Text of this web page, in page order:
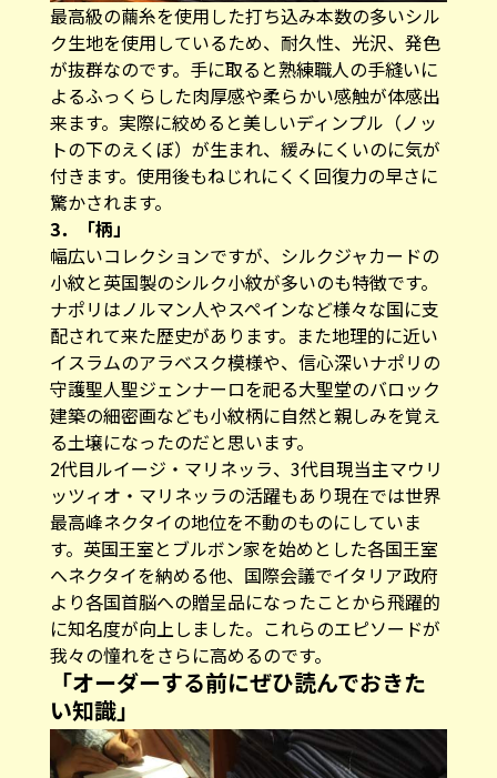
最高級の繭糸を使用した打ち込み本数の多いシル
ク生地を使用しているため、耐久性、光沢、発色
が抜群なのです。手に取ると熟練職人の手縫いに
よるふっくらした肉厚感や柔らかい感触が体感出
来ます。実際に絞めると美しいディンプル（ノッ
トの下のえくぼ）が生まれ、緩みにくいのに気が
付きます。使用後もねじれにくく回復力の早さに
驚かされます。
3．「柄」
幅広いコレクションですが、シルクジャカードの
小紋と英国製のシルク小紋が多いのも特徴です。
ナポリはノルマン人やスペインなど様々な国に支
配されて来た歴史があります。また地理的に近い
イスラムのアラベスク模様や、信心深いナポリの
守護聖人聖ジェンナーロを祀る大聖堂のバロック
建築の細密画なども小紋柄に自然と親しみを覚え
る土壌になったのだと思います。
2代目ルイージ・マリネッラ、3代目現当主マウリ
ッツィオ・マリネッラの活躍もあり現在では世界
最高峰ネクタイの地位を不動のものにしていま
す。英国王室とブルボン家を始めとした各国王室
へネクタイを納める他、国際会議でイタリア政府
より各国首脳への贈呈品になったことから飛躍的
に知名度が向上しました。これらのエピソードが
我々の憧れをさらに高めるのです。
「オーダーする前にぜひ読んでおきた
い知識」